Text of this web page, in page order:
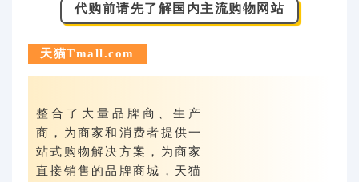
代购前请先了解国内主流购物网站
天猫Tmall.com
整合了大量品牌商、生产
商，为商家和消费者提供一
站式购物解决方案，为商家
直接销售的品牌商城，天猫